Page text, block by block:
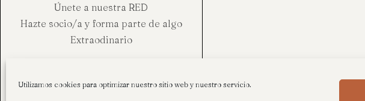
Utilizamos cookies para optimizar nuestro sitio web y nuestro servicio.
Únete a nuestra RED
Hazte socio/a y forma parte de algo
Extraodinario
Hazte socio